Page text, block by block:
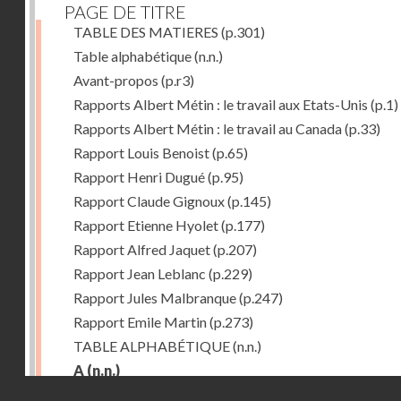
PAGE DE TITRE
TABLE DES MATIERES (p.301)
Table alphabétique(n.n.)
Avant-propos (p.r3)
Rapports Albert Métin : le travail aux Etats-Unis (p.1)
Rapports Albert Métin : le travail au Canada(p.33)
Rapport Louis Benoist(p.65)
Rapport Henri Dugué(p.95)
Rapport Claude Gignoux(p.145)
Rapport Etienne Hyolet(p.177)
Rapport Alfred Jaquet(p.207)
Rapport Jean Leblanc (p.229)
Rapport Jules Malbranque(p.247)
Rapport Emile Martin(p.273)
TABLE ALPHABÉTIQUE(n.n.)
A (n.n.)